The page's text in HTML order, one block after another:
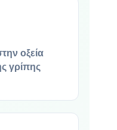
οξεία
γρίπης